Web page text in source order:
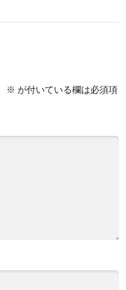
※ が付いている欄は必須項